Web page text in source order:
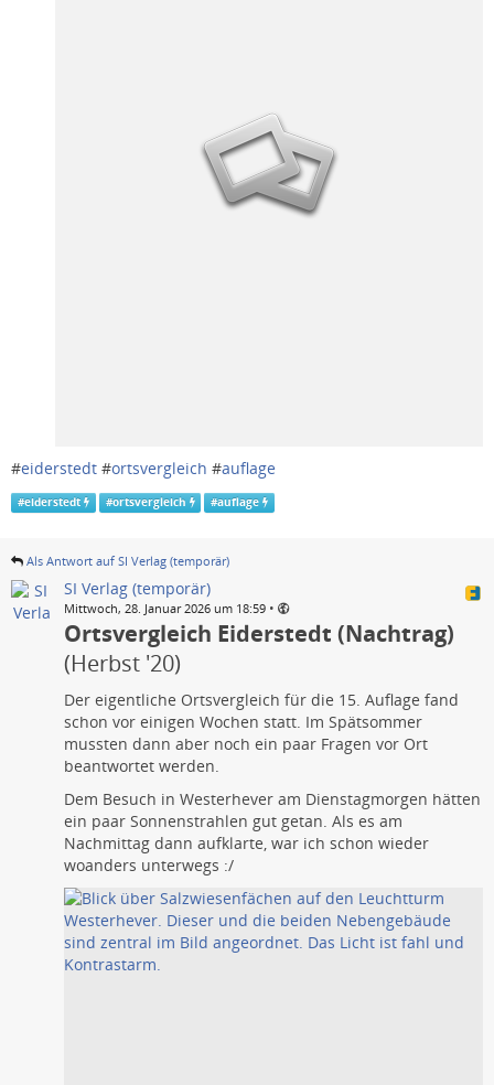
#eiderstedt #ortsvergleich #auflage
#eiderstedt #ortsvergleich #auflage
Als Antwort auf SI Verlag (temporär)
SI Verlag (temporär)
Mittwoch, 28. Januar 2026 um 18:59 •
Ortsvergleich Eiderstedt (Nachtrag)
(Herbst '20)
Der eigentliche Ortsvergleich für die 15. Auflage fand
schon vor einigen Wochen statt. Im Spätsommer
mussten dann aber noch ein paar Fragen vor Ort
beantwortet werden.
Dem Besuch in Westerhever am Dienstagmorgen hätten
ein paar Sonnenstrahlen gut getan. Als es am
Nachmittag dann aufklarte, war ich schon wieder
woanders unterwegs :/